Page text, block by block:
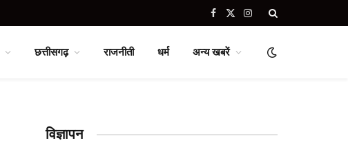
Facebook
X
Instagram
छत्तीसगढ़ राजनीती धर्म अन्य खबरें
विज्ञापन